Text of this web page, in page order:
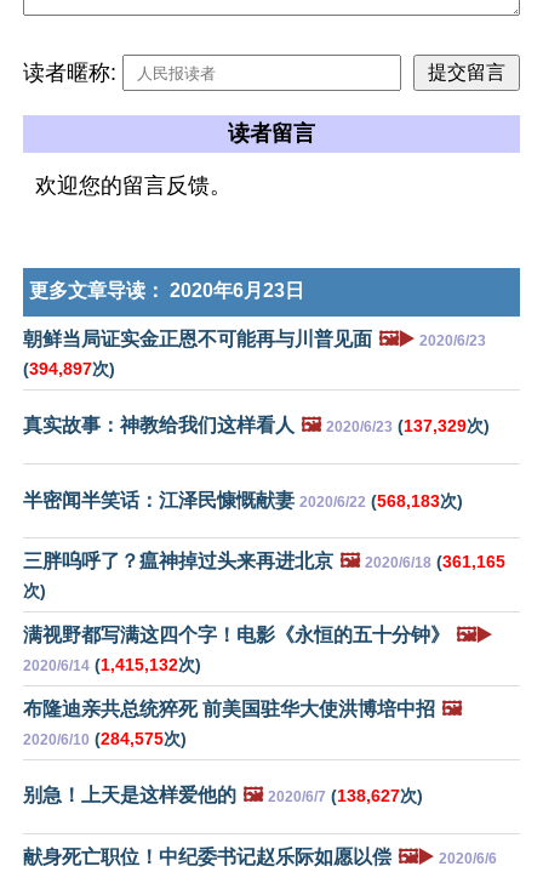
读者暱称:
读者留言
欢迎您的留言反馈。
更多文章导读： 2020年6月23日
朝鲜当局证实金正恩不可能再与川普见面 🖼️▶️ 2020/6/23
(394,897次)
真实故事：神教给我们这样看人 🖼️ 2020/6/23 (137,329次)
半密闻半笑话：江泽民慷慨献妻 2020/6/22 (568,183次)
三胖呜呼了？瘟神掉过头来再进北京 🖼️ 2020/6/18 (361,165
次)
满视野都写满这四个字！电影《永恒的五十分钟》 🖼️▶️
2020/6/14 (1,415,132次)
布隆迪亲共总统猝死 前美国驻华大使洪博培中招 🖼️
2020/6/10 (284,575次)
别急！上天是这样爱他的 🖼️ 2020/6/7 (138,627次)
献身死亡职位！中纪委书记赵乐际如愿以偿 🖼️▶️ 2020/6/6